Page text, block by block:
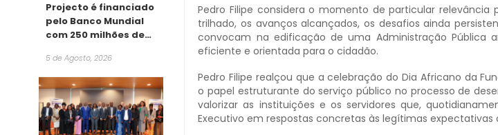
Projecto é financiado
pelo Banco Mundial
com 250 milhões de
5 de Agosto, 2026
Pedro Filipe considera o momento de particular relevância
trilhado, os avanços alcançados, os desafios ainda
convocam na edificação de uma Administração Pública
eficiente e orientada para o cidadão.
Pedro Filipe realçou que a celebração do Dia Africano da
o papel estruturante do serviço público no processo de
valorizar as instituições e os servidores que,
Executivo em respostas concretas às legítimas expectativas